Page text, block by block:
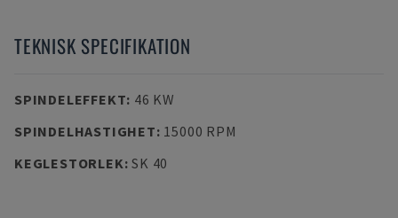
TEKNISK SPECIFIKATION
SPINDELEFFEKT: 46 KW
SPINDELHASTIGHET: 15000 RPM
KEGLESTORLEK:SK 40